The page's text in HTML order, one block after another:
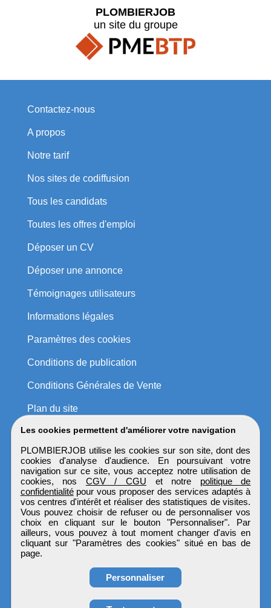
Les cookies permettent d'améliorer votre navigation
PLOMBIERJOB utilise les cookies sur son site, dont des
cookies d'analyse d'audience. En poursuivant votre
navigation sur ce site, vous acceptez notre utilisation de
cookies, nos CGV / CGU et notre politique de
confidentialitépour vous proposer des services adaptés à
vos centres d'intérêt et réaliser des statistiques de visites.
Vous pouvez choisir de refuser ou de personnaliser vos
choix en cliquant sur le bouton "Personnaliser". Par
ailleurs, vous pouvez à tout moment changer d'avis en
cliquant sur "Paramètres des cookies" situé en bas de
page.
Personnaliser
PLOMBIERJOB
un site du groupe
Contactez-nous
A propos
Notre tarif
Nos sites de codiffusion
Tous les candidats
Toutes les offres d'emploi
Déposer un CV
Déposer une annonce
Témoignages utilisateurs
Informations légales
Paramètres des cookies
Conditions de publication
Conditions Générales de Vente
Plan du site